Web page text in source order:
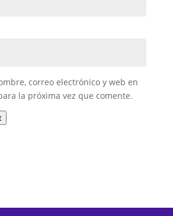
correo electrónico y web en
la próxima vez que comente.